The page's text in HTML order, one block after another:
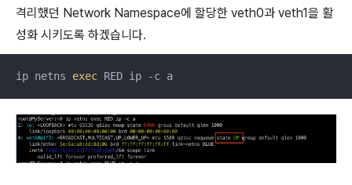
격리했던 Network Namespace에 할당한 veth0과 veth1을 활
성화 시키도록 하겠습니다.
ip netns exec RED ip -c a